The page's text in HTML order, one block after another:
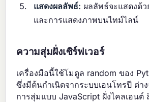
แสดงผลลัพธ์: ผลลัพธ์จะแสดงด้
และการแสดงภาพบนไทม์ไลน์
ความสุ่มฝั่งเซิร์ฟเวอร์
เครื่องมือนี้ใช้โมดูล random ของ
ซึ่งมีต้นกำเนิดจากระบบเอนโทรปี ต่าง
การสุ่มแบบ JavaScript ฝั่งไคลเอนต์